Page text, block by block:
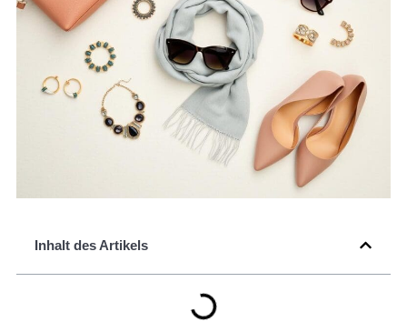
Inhalt des Artikels